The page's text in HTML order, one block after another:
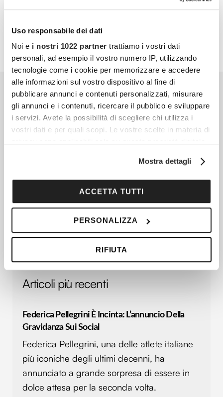
Uso responsabile dei dati
Noi e i nostri 1022 partner trattiamo i vostri dati
personali, ad esempio il vostro numero IP, utilizzando
tecnologie come i cookie per memorizzare e accedere
alle informazioni sul vostro dispositivo al fine di
pubblicare annunci e contenuti personalizzati, misurare
gli annunci e i contenuti, ricercare il pubblico e sviluppare
i servizi. Avete la possibilità di scegliere chi utilizza i
vostri dati e per quali scopi. Le vostre scelte in materia di
modificare o revocare il proprio consenso in qualsiasi
sull'icona di attivazione della privacy.
raccogliere informazioni sulla tua posizione
geografica, con un'approssimazione di qualche
Identificare il tuo dispositivo, scansionandolo
(impronte digitali).
e imposta le tue preferenze nellasezione dettagli
modificare o ritirare il tuo consenso in qualsiasi momento
Utilizziamo i cookie per personalizzare contenuti ed
annunci, per fornire funzionalità dei social media e per
analizzare il nostro traffico. Condividiamo inoltre
Mostra dettagli
ACCETTA TUTTI
PERSONALIZZA
RIFIUTA
PARTECIPA ANCHE TU
Articoli più recenti
Federica Pellegrini È Incinta: L’annuncio Della
Gravidanza Sui Social
Federica Pellegrini, una delle atlete italiane
più iconiche degli ultimi decenni, ha
annunciato a grande sorpresa di essere in
dolce attesa per la seconda volta.